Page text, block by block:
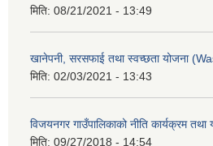
मिति: 08/21/2021 - 13:49
खानेपनी, सरसफाई तथा स्वच्छता योजना
मिति: 02/03/2021 - 13:43
विजयनगर गाउँपालिकाको नीति कार्यक्रम
मिति: 09/27/2018 - 14:54